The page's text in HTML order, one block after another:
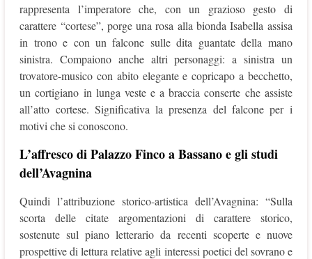
rappresenta l’imperatore che, con un grazioso gesto di
carattere “cortese”, porge una rosa alla bionda Isabella assisa
in trono e con un falcone sulle dita guantate della mano
sinistra. Compaiono anche altri personaggi: a sinistra un
trovatore-musico con abito elegante e copricapo a becchetto,
un cortigiano in lunga veste e a braccia conserte che assiste
all’atto cortese. Significativa la presenza del falcone per i
motivi che si conoscono.
L’affresco di Palazzo Finco a Bassano e gli studi
dell’Avagnina
Quindi l’attribuzione storico-artistica dell’Avagnina: “Sulla
scorta delle citate argomentazioni di carattere storico,
sostenute sul piano letterario da recenti scoperte e nuove
prospettive di lettura relative agli interessi poetici del sovrano e